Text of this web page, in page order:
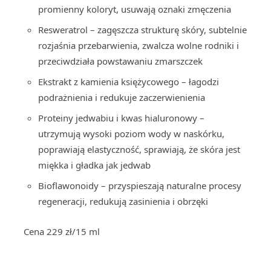
promienny koloryt, usuwają oznaki zmęczenia
Resweratrol – zagęszcza strukturę skóry, subtelnie
rozjaśnia przebarwienia, zwalcza wolne rodniki i
przeciwdziała powstawaniu zmarszczek
Ekstrakt z kamienia księżycowego – łagodzi
podrażnienia i redukuje zaczerwienienia
Proteiny jedwabiu i kwas hialuronowy –
utrzymują wysoki poziom wody w naskórku,
poprawiają elastyczność, sprawiają, że skóra jest
miękka i gładka jak jedwab
Bioflawonoidy – przyspieszają naturalne procesy
regeneracji, redukują zasinienia i obrzęki
Cena 229 zł/15 ml